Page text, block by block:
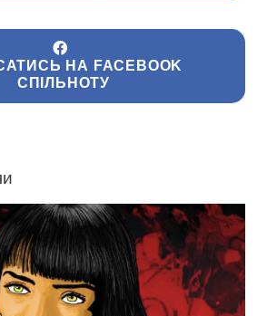
НА FACEBOOK
СПІЛЬНОТУ